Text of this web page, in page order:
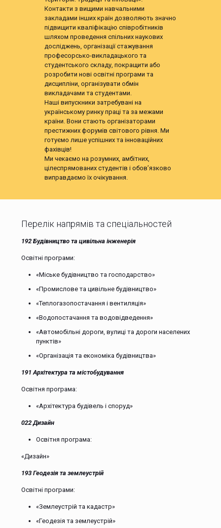
Контакти з вищими навчальними
закладами інших країн дозволяють значно
підвищити кваліфікацію співробітників
шляхом проведення спільних наукових
досліджень, організації стажування
професорсько-викладацького та
студентського складу, покращити або
розробити нові освітні програми та
дисципліни, організувати обмін
викладачами та студентами.
Наші випускники затребувані на
українському ринку праці та за межами
країни. Вони стають організаторами
престижних форумів світового рівня. Ми
готуємо лише успішних та інноваційних
фахівців!
Ми чекаємо на розумних, амбітних,
цілеспрямованих студентів і обов’язково
виправдаємо їх очікування.
Перелік напрямів та спеціальностей
192 Будівництво та цивільна інженерія
Освітні програми:
«Міське будівництво та господарство»
«Промислове та цивільне будівництво»
«Теплогазопостачання і вентиляція»
«Водопостачання та водовідведення»
«Автомобільні дороги, вулиці та дороги населених
пунктів»
«Організація та економіка будівництва»
191 Архітектура та містобудування
Освітня програма:
«Архітектура будівель і споруд»
022 Дизайн
Освітня програма:
«Дизайн»
193 Геодезія та землеустрій
Освітні програми:
«Землеустрій та кадастр»
«Геодезія та землеустрій»